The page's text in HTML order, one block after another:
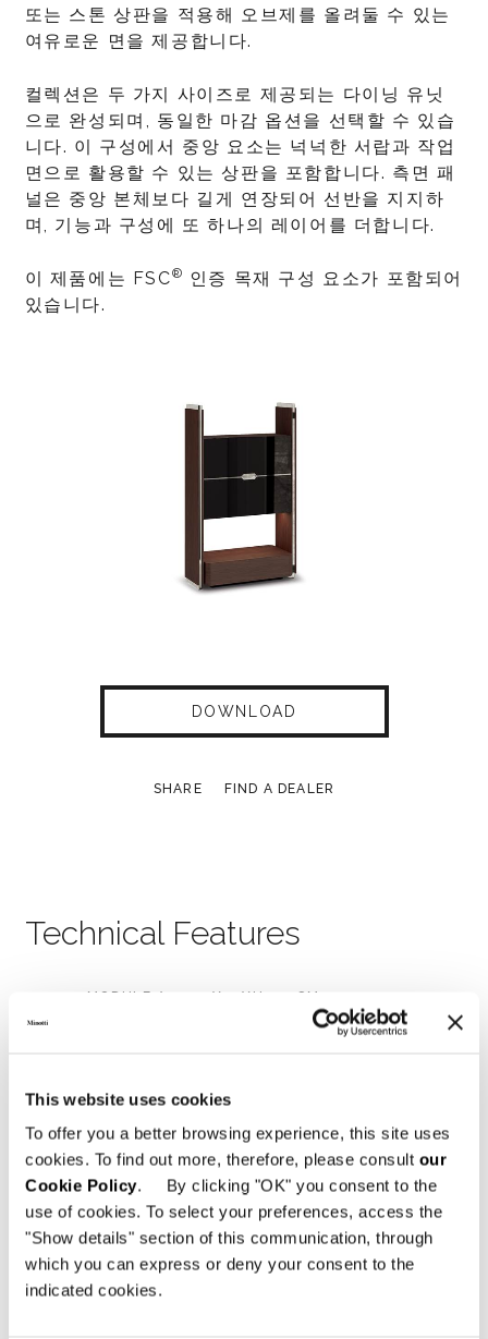
This website uses cookies
To offer you a better browsing experience, this site uses
cookies. To find out more, therefore, please consult our
Cookie Policy. By clicking "OK" you consent to the
use of cookies. To select your preferences, access the
"Show details" section of this communication, through
which you can express or deny your consent to the
indicated cookies.
또는 스톤 상판을 적용해 오브제를 올려둘 수 있는
여유로운 면을 제공합니다.
컬렉션은 두 가지 사이즈로 제공되는 다이닝 유닛
으로 완성되며, 동일한 마감 옵션을 선택할 수 있습
니다. 이 구성에서 중앙 요소는 넉넉한 서랍과 작업
면으로 활용할 수 있는 상판을 포함합니다. 측면 패
널은 중앙 본체보다 길게 연장되어 선반을 지지하
며, 기능과 구성에 또 하나의 레이어를 더합니다.
이 제품에는 FSC®
인증 목재 구성 요소가 포함되어
있습니다.
DOWNLOAD
SHARE FIND A DEALER
Technical Features
MODULE A - 134X45XH221 CM